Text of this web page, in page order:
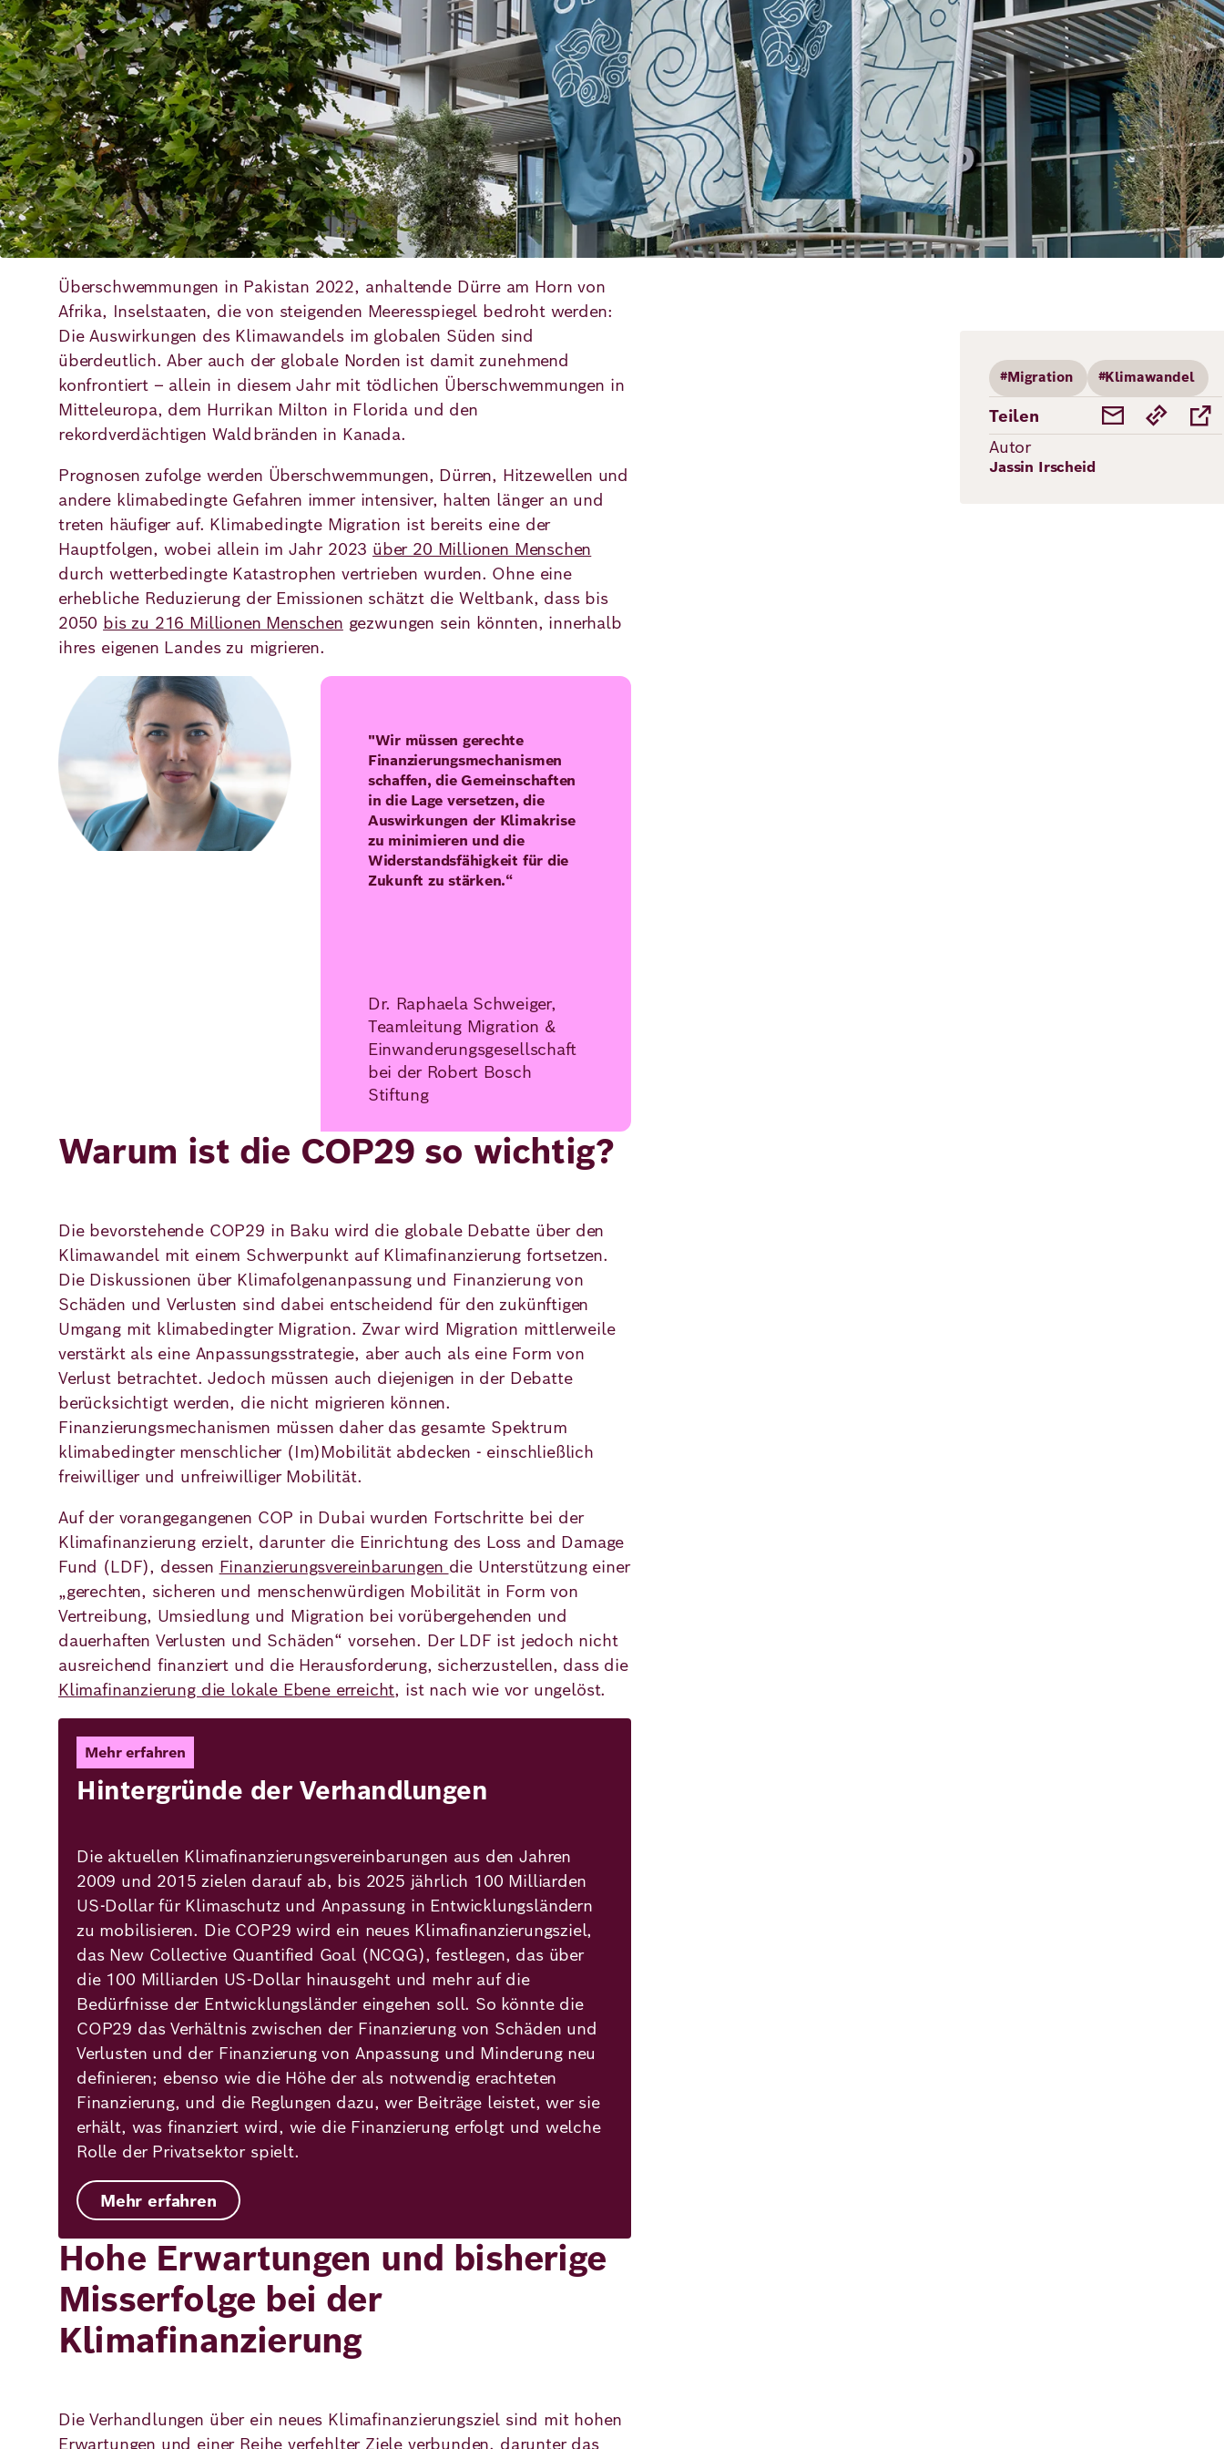
Deutsch Englisch
Überschwemmungen in Pakistan 2022, anhaltende Dürre am Horn von
Afrika, Inselstaaten, die von steigenden Meeresspiegel bedroht werden:
Die Auswirkungen des Klimawandels im globalen Süden sind
überdeutlich. Aber auch der globale Norden ist damit zunehmend
konfrontiert – allein in diesem Jahr mit tödlichen Überschwemmungen in
Mitteleuropa, dem Hurrikan Milton in Florida und den
rekordverdächtigen Waldbränden in Kanada.
Prognosen zufolge werden Überschwemmungen, Dürren, Hitzewellen und
andere klimabedingte Gefahren immer intensiver, halten länger an und
treten häufiger auf. Klimabedingte Migration ist bereits eine der
Hauptfolgen, wobei allein im Jahr 2023 über 20 Millionen Menschen
durch wetterbedingte Katastrophen vertrieben wurden. Ohne eine
erhebliche Reduzierung der Emissionen schätzt die Weltbank, dass bis
2050 bis zu 216 Millionen Menschen gezwungen sein könnten, innerhalb
ihres eigenen Landes zu migrieren.
Bild
"Wir müssen gerechte
Finanzierungsmechanismen
schaffen, die Gemeinschaften
in die Lage versetzen, die
Auswirkungen der Klimakrise
zu minimieren und die
Widerstandsfähigkeit für die
Zukunft zu stärken.“
Dr. Raphaela Schweiger,
Teamleitung Migration &
Einwanderungsgesellschaft
bei der Robert Bosch
Stiftung
Warum ist die COP29 so wichtig?
Die bevorstehende COP29 in Baku wird die globale Debatte über den
Klimawandel mit einem Schwerpunkt auf Klimafinanzierung fortsetzen.
Die Diskussionen über Klimafolgenanpassung und Finanzierung von
Schäden und Verlusten sind dabei entscheidend für den zukünftigen
Umgang mit klimabedingter Migration. Zwar wird Migration mittlerweile
verstärkt als eine Anpassungsstrategie, aber auch als eine Form von
Verlust betrachtet. Jedoch müssen auch diejenigen in der Debatte
berücksichtigt werden, die nicht migrieren können.
Finanzierungsmechanismen müssen daher das gesamte Spektrum
klimabedingter menschlicher (Im)Mobilität abdecken - einschließlich
freiwilliger und unfreiwilliger Mobilität.
Auf der vorangegangenen COP in Dubai wurden Fortschritte bei der
Klimafinanzierung erzielt, darunter die Einrichtung des Loss and Damage
Fund (LDF), dessen Finanzierungsvereinbarungen die Unterstützung einer
„gerechten, sicheren und menschenwürdigen Mobilität in Form von
Vertreibung, Umsiedlung und Migration bei vorübergehenden und
dauerhaften Verlusten und Schäden“ vorsehen. Der LDF ist jedoch nicht
ausreichend finanziert und die Herausforderung, sicherzustellen, dass die
Klimafinanzierung die lokale Ebene erreicht, ist nach wie vor ungelöst.
Mehr erfahren
Hintergründe der Verhandlungen
Die aktuellen Klimafinanzierungsvereinbarungen aus den Jahren
2009 und 2015 zielen darauf ab, bis 2025 jährlich 100 Milliarden
US-Dollar für Klimaschutz und Anpassung in Entwicklungsländern
zu mobilisieren. Die COP29 wird ein neues Klimafinanzierungsziel,
das New Collective Quantified Goal (NCQG), festlegen, das über
die 100 Milliarden US-Dollar hinausgeht und mehr auf die
Bedürfnisse der Entwicklungsländer eingehen soll. So könnte die
COP29 das Verhältnis zwischen der Finanzierung von Schäden und
Verlusten und der Finanzierung von Anpassung und Minderung neu
definieren; ebenso wie die Höhe der als notwendig erachteten
Finanzierung, und die Reglungen dazu, wer Beiträge leistet, wer sie
erhält, was finanziert wird, wie die Finanzierung erfolgt und welche
Rolle der Privatsektor spielt.
Mehr erfahren
Hohe Erwartungen und bisherige
Misserfolge bei der
Klimafinanzierung
Die Verhandlungen über ein neues Klimafinanzierungsziel sind mit hohen
Erwartungen und einer Reihe verfehlter Ziele verbunden, darunter das
#Migration #Klimawandel
Teilen
Autor
Jassin Irscheid